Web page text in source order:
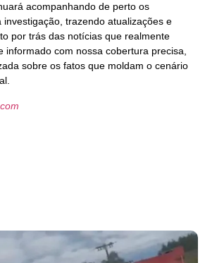
acompanhando de perto os
trazendo atualizações e
por trás das notícias que realmente
informado com nossa cobertura precisa,
sobre os fatos que moldam o cenário